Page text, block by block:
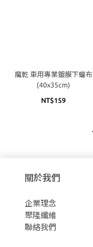
魔乾 車用專業鍍膜下蠟布
(40x35cm)
NT$159
關於我們
企業理念
聚隆纖維
聯絡我們